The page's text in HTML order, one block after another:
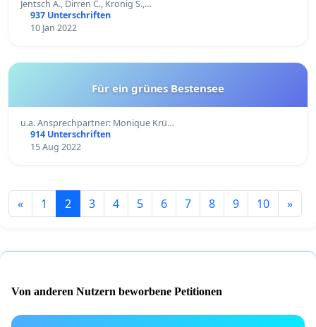
Jentsch A., Dirren C., Kronig S.,…
937 Unterschriften
10 Jan 2022
Für ein grünes Bestensee
u.a. Ansprechpartner: Monique Krü…
914 Unterschriften
15 Aug 2022
« 1 2 3 4 5 6 7 8 9 10 »
Von anderen Nutzern beworbene Petitionen